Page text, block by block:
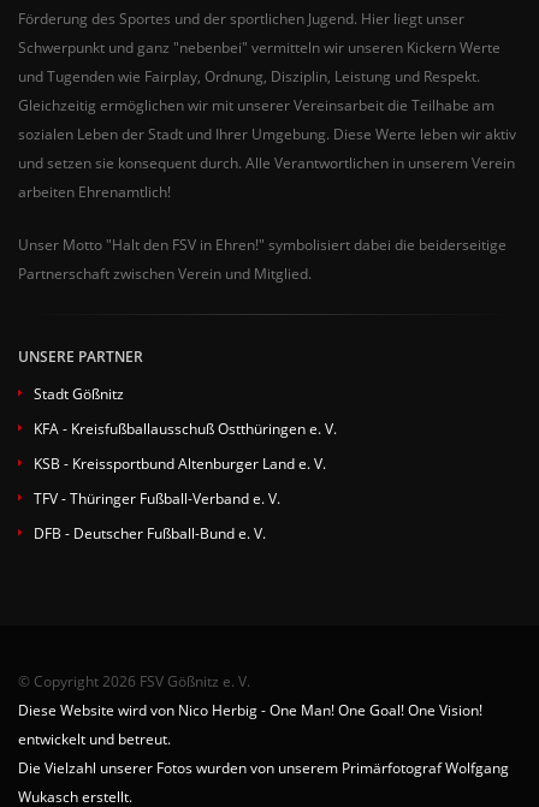
Förderung des Sportes und der sportlichen Jugend. Hier liegt unser
Schwerpunkt und ganz "nebenbei" vermitteln wir unseren Kickern Werte
und Tugenden wie Fairplay, Ordnung, Disziplin, Leistung und Respekt.
Gleichzeitig ermöglichen wir mit unserer Vereinsarbeit die Teilhabe am
sozialen Leben der Stadt und Ihrer Umgebung. Diese Werte leben wir aktiv
und setzen sie konsequent durch. Alle Verantwortlichen in unserem Verein
arbeiten Ehrenamtlich!
Unser Motto "Halt den FSV in Ehren!" symbolisiert dabei die beiderseitige
Partnerschaft zwischen Verein und Mitglied.
UNSERE PARTNER
Stadt Gößnitz
KFA - Kreisfußballausschuß Ostthüringen e. V.
KSB - Kreissportbund Altenburger Land e. V.
TFV - Thüringer Fußball-Verband e. V.
DFB - Deutscher Fußball-Bund e. V.
© Copyright 2026 FSV Gößnitz e. V.
Diese Website wird von Nico Herbig - One Man! One Goal! One Vision!
entwickelt und betreut.
Die Vielzahl unserer Fotos wurden von unserem Primärfotograf Wolfgang
Wukasch erstellt.